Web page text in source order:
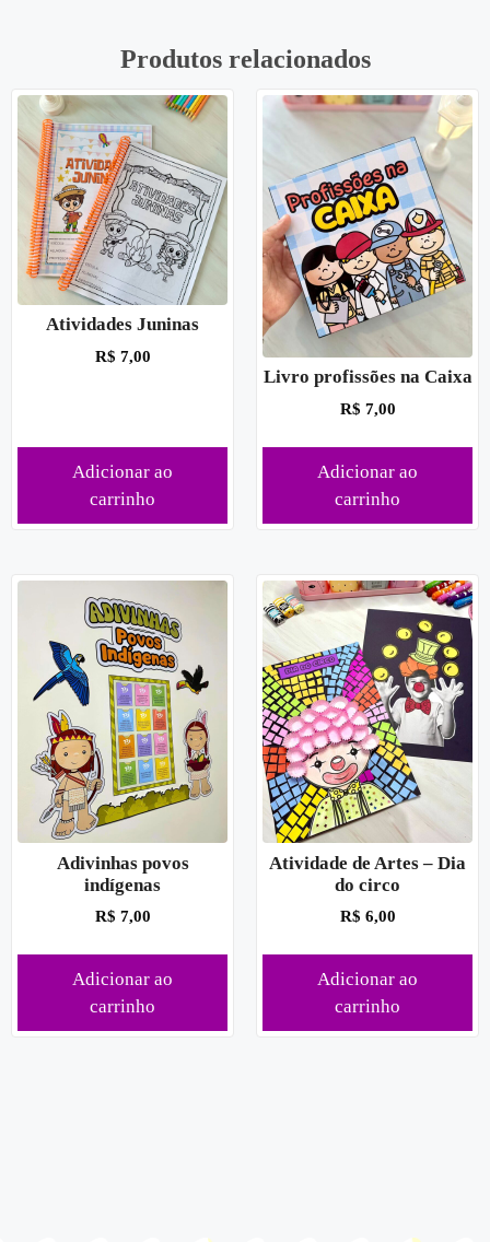
Produtos relacionados
Atividades Juninas
R$ 7,00
Adicionar ao
carrinho
Livro profissões na Caixa
R$ 7,00
Adicionar ao
carrinho
Adivinhas povos
indígenas
R$ 7,00
Adicionar ao
carrinho
Atividade de Artes – Dia
do circo
R$ 6,00
Adicionar ao
carrinho